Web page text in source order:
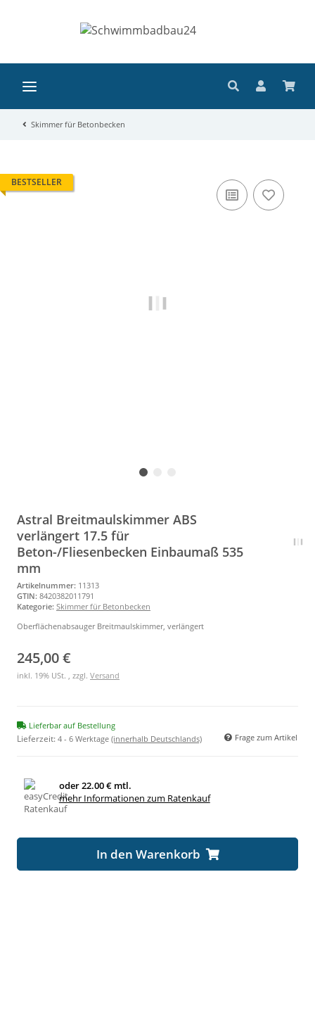
Skimmer für Betonbecken
BESTSELLER
Astral Breitmaulskimmer ABS
verlängert 17.5 für
Beton-/Fliesenbecken Einbaumaß 535
mm
Artikelnummer: 11313
GTIN: 8420382011791
Kategorie: Skimmer für Betonbecken
Oberflächenabsauger Breitmaulskimmer, verlängert
245,00 €
inkl. 19% USt. , zzgl. Versand
Lieferbar auf Bestellung
Lieferzeit: 4 - 6 Werktage (innerhalb Deutschlands) Frage zum Artikel
oder22.00 € mtl.
mehr Informationen zum Ratenkauf
In den Warenkorb